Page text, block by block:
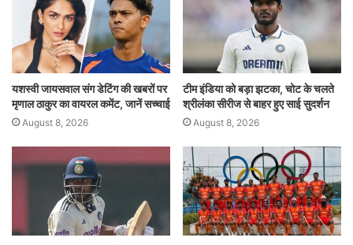
यशस्वी जायसवाल संग डेटिंग की खबरों पर
मृणाल ठाकुर का वायरल कमेंट, जानें सच्चाई
August 8, 2026
टीम इंडिया को बड़ा झटका, चोट के चलते
श्रीलंका सीरीज से बाहर हुए साई सुदर्शन
August 8, 2026